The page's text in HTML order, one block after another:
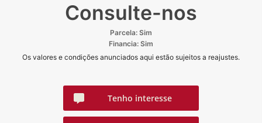
Consulte-nos
Parcela: Sim
Financia: Sim
Os valores e condições anunciados aqui estão sujeitos a reajustes.
Tenho interesse